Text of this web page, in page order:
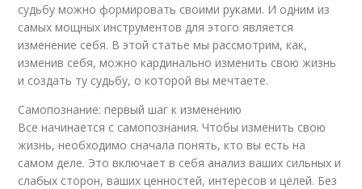
судьбу можно формировать своими руками. И одним из
самых мощных инструментов для этого является
изменение себя. В этой статье мы рассмотрим, как,
изменив себя, можно кардинально изменить свою жизнь
и создать ту судьбу, о которой вы мечтаете.
Самопознание: первый шаг к изменению
Все начинается с самопознания. Чтобы изменить свою
жизнь, необходимо сначала понять, кто вы есть на
самом деле. Это включает в себя анализ ваших сильных и
слабых сторон, ваших ценностей, интересов и целей. Без